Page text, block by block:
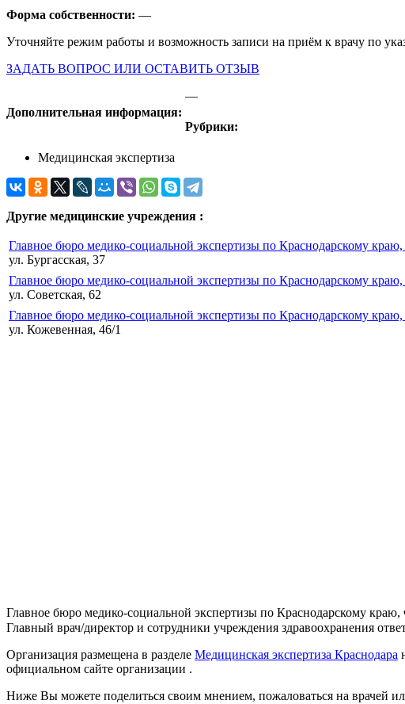
Форма собственности: —
Уточняйте режим работы и возможность записи на приём к врачу по
ЗАДАТЬ ВОПРОС ИЛИ ОСТАВИТЬ ОТЗЫВ
Дополнительная информация:
—
Рубрики:
Медицинская экспертиза
Другие медицинские учреждения :
Главное бюро медико-социальной экспертизы по Краснодарскому
ул. Бургасская, 37
Главное бюро медико-социальной экспертизы по Краснодарскому
ул. Советская, 62
Главное бюро медико-социальной экспертизы по Краснодарскому
ул. Кожевенная, 46/1
Главное бюро медико-социальной экспертизы по Краснодарскому
Главный врач/директор и сотрудники учреждения здравоохранения
Организация размещена в разделе Медицинская экспертиза Краснодара
официальном сайте организации .
Ниже Вы можете поделиться своим мнением, пожаловаться на врачей